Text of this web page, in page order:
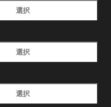
選択
選択
選択